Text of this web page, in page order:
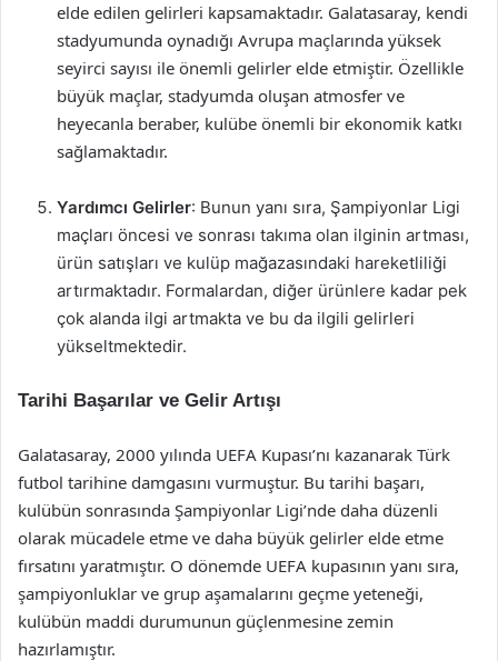
elde edilen gelirleri kapsamaktadır. Galatasaray, kendi
stadyumunda oynadığı Avrupa maçlarında yüksek
seyirci sayısı ile önemli gelirler elde etmiştir. Özellikle
büyük maçlar, stadyumda oluşan atmosfer ve
heyecanla beraber, kulübe önemli bir ekonomik katkı
sağlamaktadır.
Yardımcı Gelirler: Bunun yanı sıra, Şampiyonlar Ligi
maçları öncesi ve sonrası takıma olan ilginin artması,
ürün satışları ve kulüp mağazasındaki hareketliliği
artırmaktadır. Formalardan, diğer ürünlere kadar pek
çok alanda ilgi artmakta ve bu da ilgili gelirleri
yükseltmektedir.
Tarihi Başarılar ve Gelir Artışı
Galatasaray, 2000 yılında UEFA Kupası’nı kazanarak Türk
futbol tarihine damgasını vurmuştur. Bu tarihi başarı,
kulübün sonrasında Şampiyonlar Ligi’nde daha düzenli
olarak mücadele etme ve daha büyük gelirler elde etme
fırsatını yaratmıştır. O dönemde UEFA kupasının yanı sıra,
şampiyonluklar ve grup aşamalarını geçme yeteneği,
kulübün maddi durumunun güçlenmesine zemin
hazırlamıştır.